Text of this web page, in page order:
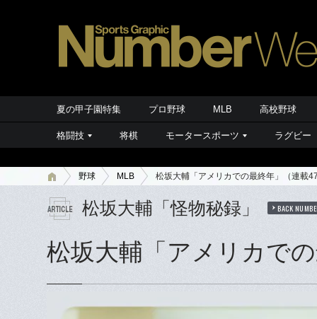
夏の甲子園特集 プロ野球 MLB 高校野球
格闘技 将棋 モータースポーツ ラグビー
野球 MLB 松坂大輔「アメリカでの最終年」（連載
松坂大輔「怪物秘録」 BACK
松坂大輔「アメリカで